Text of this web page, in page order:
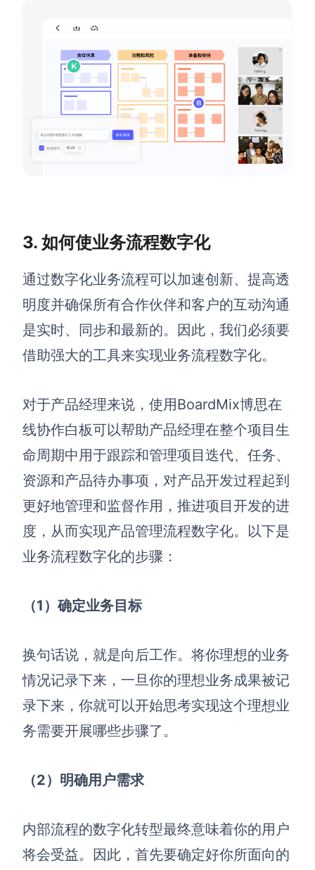
3. 如何使业务流程数字化
通过数字化业务流程可以加速创新、提高透
明度并确保所有合作伙伴和客户的互动沟通
是实时、同步和最新的。因此，我们必须要
借助强大的工具来实现业务流程数字化。
对于产品经理来说，使用BoardMix博思在
线协作白板可以帮助产品经理在整个项目生
命周期中用于跟踪和管理项目迭代、任务、
资源和产品待办事项，对产品开发过程起到
更好地管理和监督作用，推进项目开发的进
度，从而实现产品管理流程数字化。以下是
业务流程数字化的步骤：
（1）确定业务目标
换句话说，就是向后工作。将你理想的业务
情况记录下来，一旦你的理想业务成果被记
录下来，你就可以开始思考实现这个理想业
务需要开展哪些步骤了。
（2）明确用户需求
内部流程的数字化转型最终意味着你的用户
将会受益。因此，首先要确定好你所面向的